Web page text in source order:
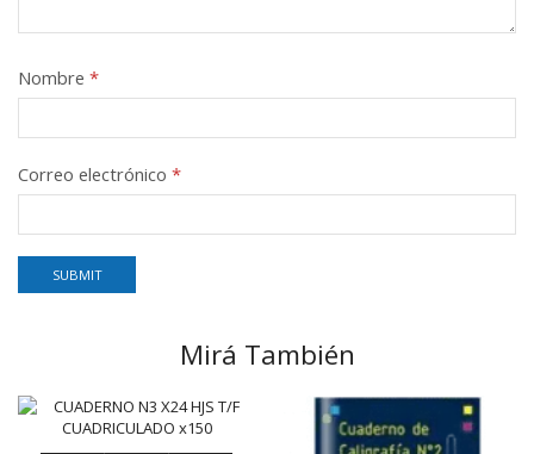
Nombre *
Correo electrónico *
Mirá También